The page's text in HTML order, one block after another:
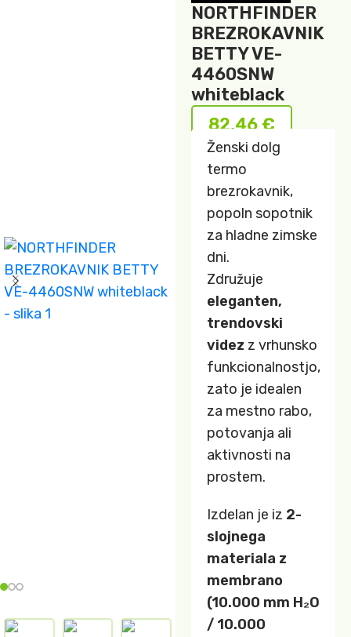
NORTHFINDER
BREZROKAVNIK
BETTY VE-
4460SNW
whiteblack
82,46€
Ženski dolg
termo
brezrokavnik,
popoln sopotnik
za hladne zimske
dni.
Združuje
eleganten,
trendovski
videz z vrhunsko
funkcionalnostjo,
zato je idealen
za mestno rabo,
potovanja ali
aktivnosti na
prostem.
Izdelan je iz 2-
slojnega
materiala z
membrano
(10.000 mm H₂O
/ 10.000